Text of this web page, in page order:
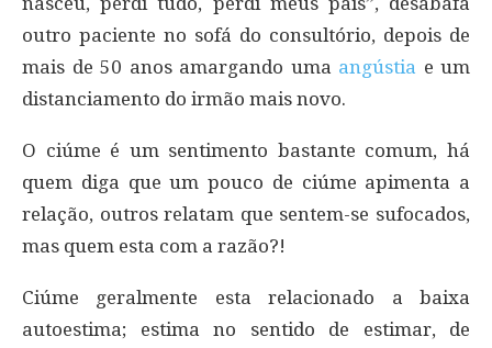
outro paciente no sofá do consultório, depois de
mais de 50 anos amargando uma angústia e um
distanciamento do irmão mais novo.
O ciúme é um sentimento bastante comum, há
quem diga que um pouco de ciúme apimenta a
relação, outros relatam que sentem-se sufocados,
mas quem esta com a razão?!
Ciúme geralmente esta relacionado a baixa
autoestima; estima no sentido de estimar, de